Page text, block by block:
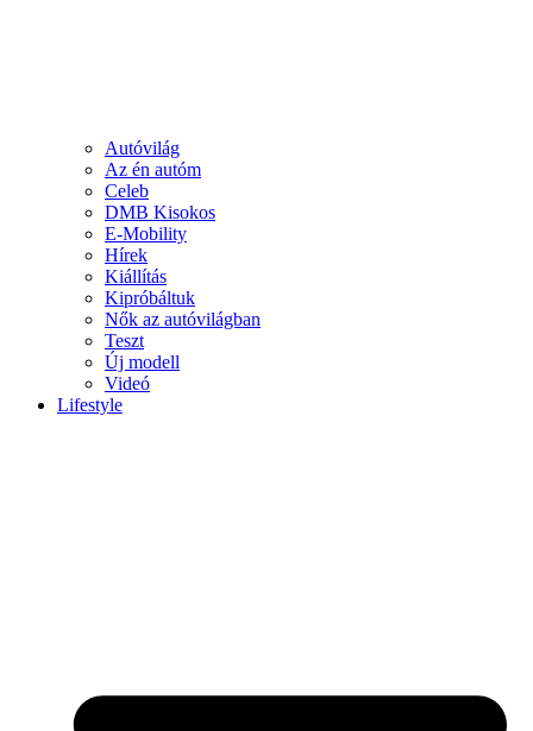
Autóvilág
Az én autóm
Celeb
DMB Kisokos
E-Mobility
Hírek
Kiállítás
Kipróbáltuk
Nők az autóvilágban
Teszt
Új modell
Videó
Lifestyle